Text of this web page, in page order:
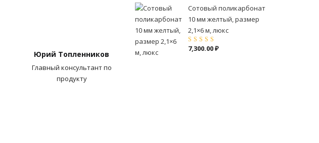
Юрий Топленников
Главный консультант по
продукту
Сотовый поликарбонат
10 мм желтый, размер
2,1×6 м, люкс
Оценка5.00из
7,300.00₽